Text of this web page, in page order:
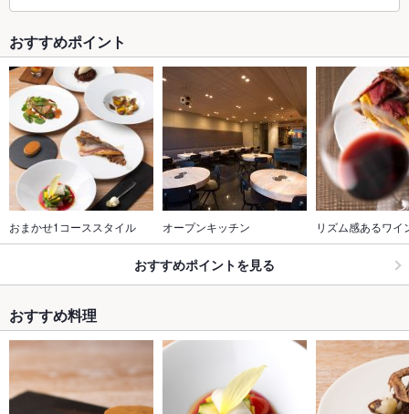
おすすめポイント
おまかせ1コーススタイル オープンキッチン リズム感あるワイ
おすすめポイントを見る
おすすめ料理